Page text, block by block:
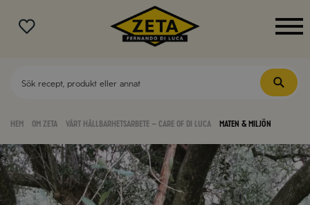
MENY
Hem Om Zeta Vårt hållbarhetsarbete – Care of Di Luca Maten & miljön